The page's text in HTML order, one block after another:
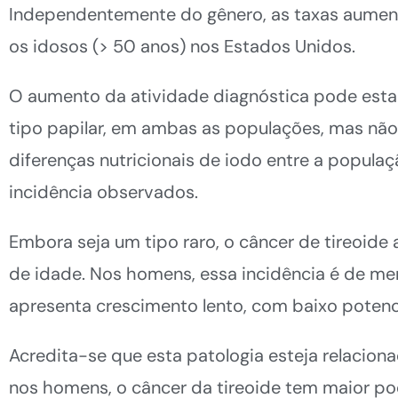
Independentemente do gênero, as taxas
os idosos (> 50 anos) nos Estados Unidos.
O aumento da atividade diagnóstica pode
tipo papilar, em ambas as populações, mas
diferenças nutricionais de iodo entre a
incidência observados.
Embora seja um tipo raro, o câncer de tireoide
de idade. Nos homens, essa incidência é de
apresenta crescimento lento, com baixo
Acredita-se que esta patologia esteja
nos homens, o câncer da tireoide tem maior